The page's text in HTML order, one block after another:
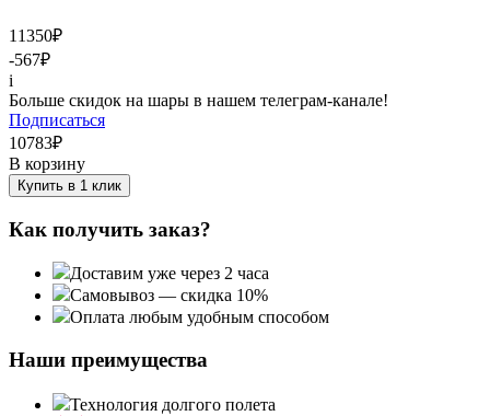
11350₽
-567₽
i
Больше скидок на шары в нашем телеграм-канале!
Подписаться
10783₽
В корзину
Купить в 1 клик
Как получить заказ?
Доставим уже через 2 часа
Самовывоз — скидка 10%
Оплата любым удобным способом
Наши преимущества
Технология долгого полета